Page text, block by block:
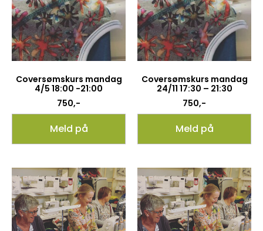
Coversømskurs mandag
4/5 18:00 -21:00
750,-
Meld på
Coversømskurs mandag
24/11 17:30 – 21:30
750,-
Meld på